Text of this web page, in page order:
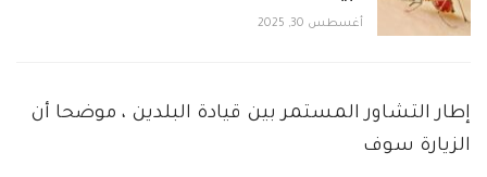
أغسطس 30, 2025
إطار التشاور المستمر بين قيادة البلدين ، موضحا أن
الزيارة سوف